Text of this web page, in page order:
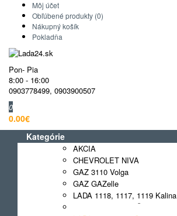
Môj účet
Obľúbené produkty (0)
Nákupný košík
Pokladňa
Pon- Pia
8:00 - 16:00
0903778499, 0903900507
0
0.00€
Kategórie
AKCIA
CHEVROLET NIVA
GAZ 3110 Volga
GAZ GAZelle
LADA 1118, 1117, 1119 Kalina
LADA 2101 - 2107 Žiguli